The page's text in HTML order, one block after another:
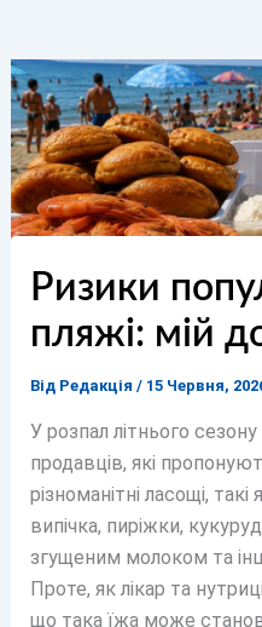
Ризики
пляжі: мій
Від Редакція / 15 Червня,
У розпал літнього
продавців, які
різноманітні ласощі,
випічка, пиріжки,
згущеним молоком та
Проте, як лікар та
що така їжа може